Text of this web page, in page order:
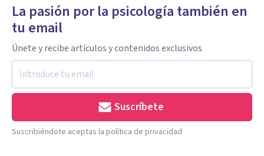
La pasión por la psicología también en
tu email
Únete y recibe artículos y contenidos exclusivos
Suscríbete
Suscribiéndote aceptas la política de privacidad